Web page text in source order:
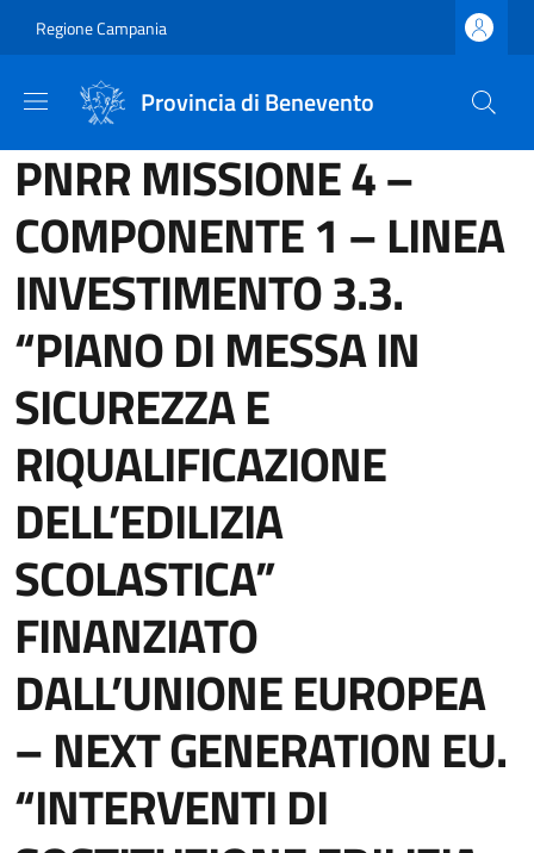
Regione Campania
Provincia di Benevento
PNRR MISSIONE 4 –
COMPONENTE 1 – LINEA
INVESTIMENTO 3.3.
“PIANO DI MESSA IN
SICUREZZA E
RIQUALIFICAZIONE
DELL’EDILIZIA
SCOLASTICA”
FINANZIATO
DALL’UNIONE EUROPEA
– NEXT GENERATION EU.
“INTERVENTI DI